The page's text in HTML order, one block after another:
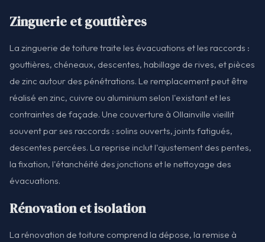
Zinguerie et gouttières
La zinguerie de toiture traite les évacuations et les raccords :
gouttières, chéneaux, descentes, habillage de rives, et pièces
de zinc autour des pénétrations. Le remplacement peut être
réalisé en zinc, cuivre ou aluminium selon l'existant et les
contraintes de façade. Une couverture à Ollainville vieillit
souvent par ses raccords : solins ouverts, joints fatigués,
descentes percées. La reprise inclut l'ajustement des pentes,
la fixation, l'étanchéité des jonctions et le nettoyage des
évacuations.
Rénovation et isolation
La rénovation de toiture comprend la dépose, la remise à